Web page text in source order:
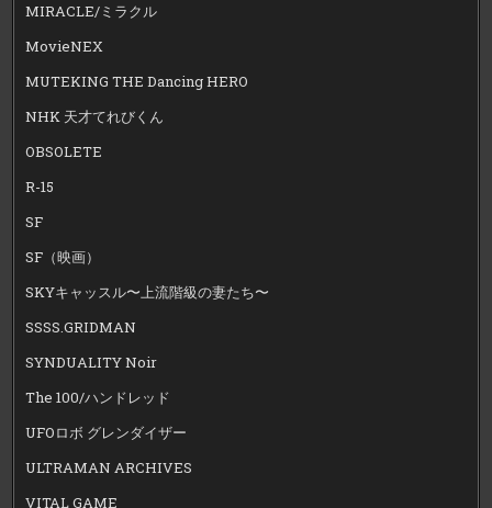
MIRACLE/ミラクル
MovieNEX
MUTEKING THE Dancing HERO
NHK 天才てれびくん
OBSOLETE
R-15
SF
SF（映画）
SKYキャッスル〜上流階級の妻たち〜
SSSS.GRIDMAN
SYNDUALITY Noir
The 100/ハンドレッド
UFOロボ グレンダイザー
ULTRAMAN ARCHIVES
VITAL GAME